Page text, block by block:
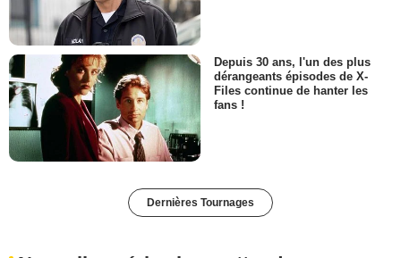
Depuis 30 ans, l'un des plus
dérangeants épisodes de X-
Files continue de hanter les
fans !
Dernières Tournages